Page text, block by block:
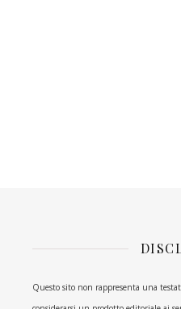
Questo sito non rappresenta una